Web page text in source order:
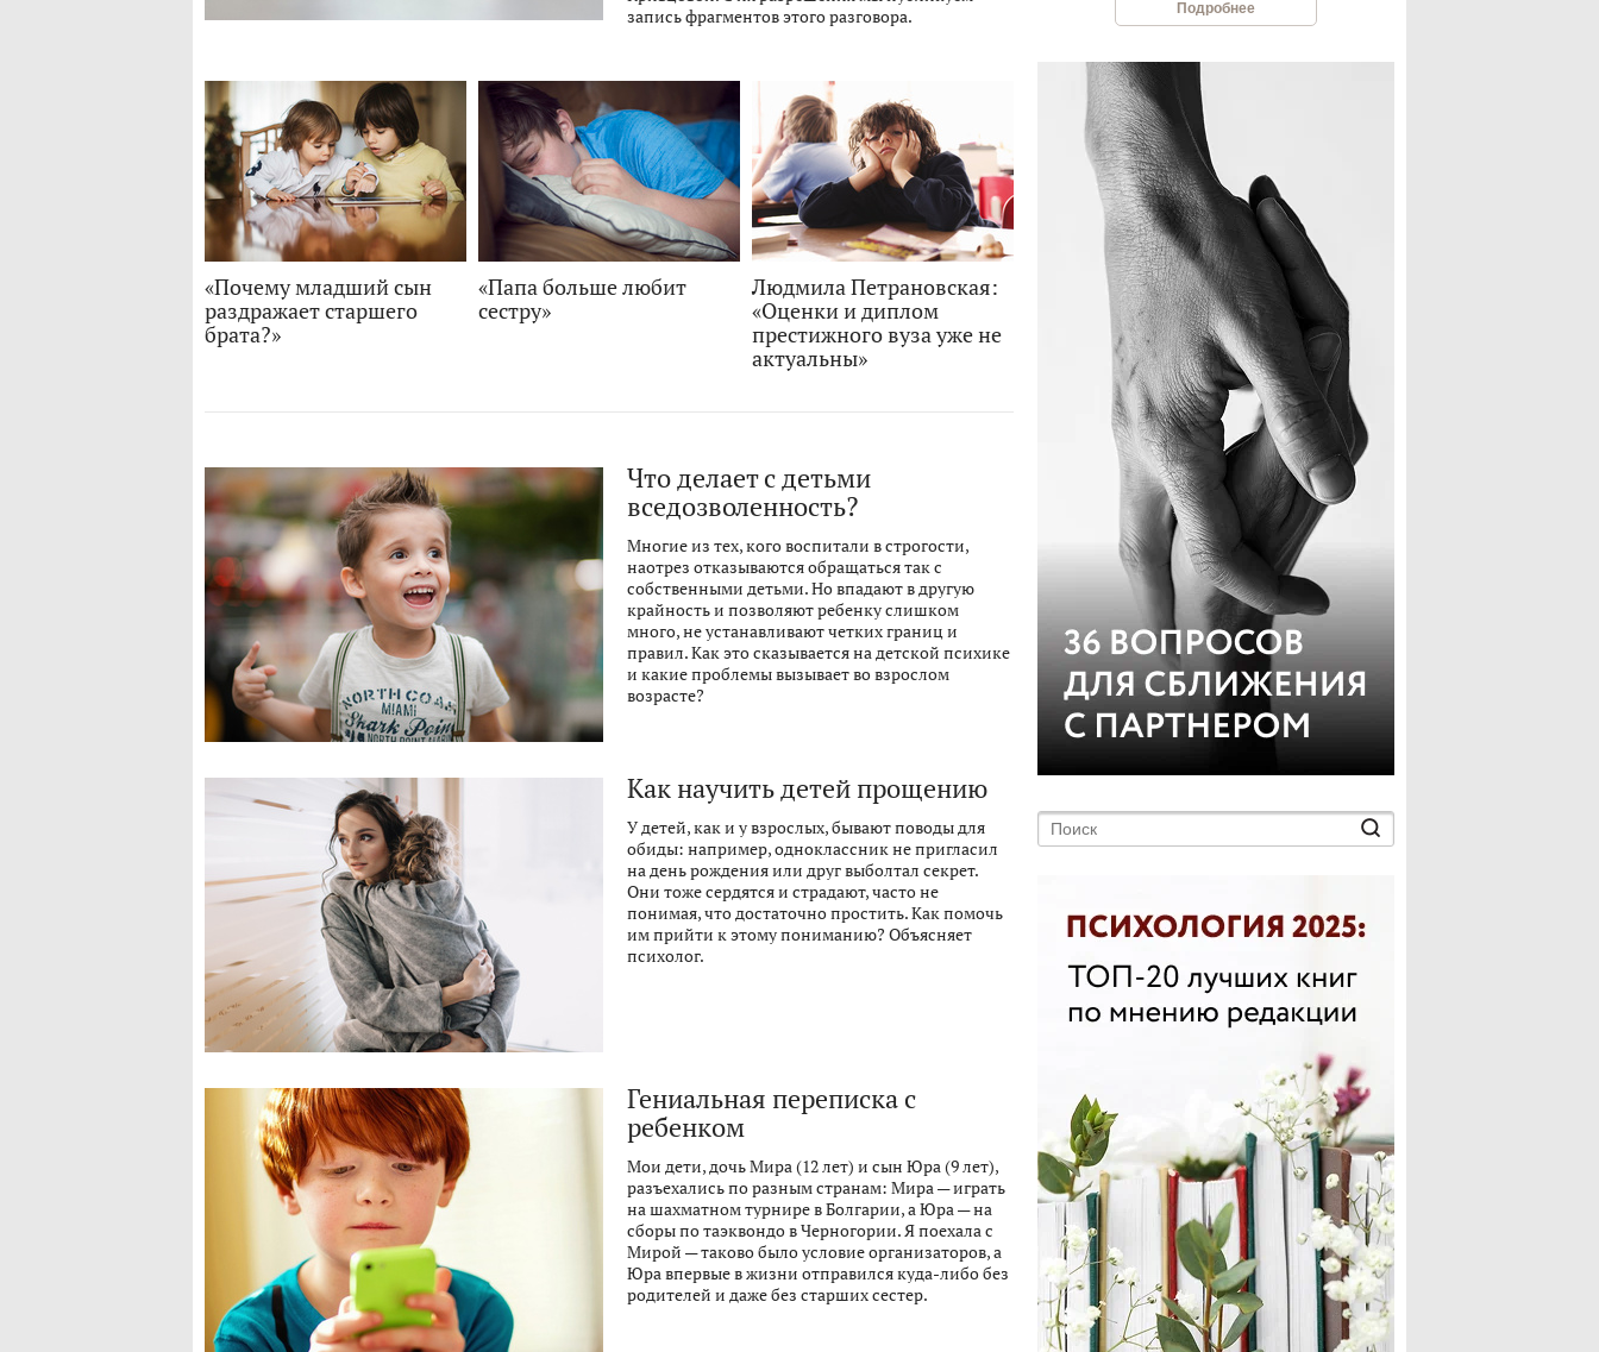
запись фрагментов этого разговора.
«Почему младший сын
раздражает старшего
брата?»
«Папа больше любит
сестру»
Людмила Петрановская:
«Оценки и диплом
престижного вуза уже не
актуальны»
Что делает с детьми
вседозволенность?
Многие из тех, кого воспитали в строгости,
наотрез отказываются обращаться так с
собственными детьми. Но впадают в другую
крайность и позволяют ребенку слишком
много, не устанавливают четких границ и
правил. Как это сказывается на детской психике
и какие проблемы вызывает во взрослом
возрасте?
Как научить детей прощению
У детей, как и у взрослых, бывают поводы для
обиды: например, одноклассник не пригласил
на день рождения или друг выболтал секрет.
Они тоже сердятся и страдают, часто не
понимая, что достаточно простить. Как помочь
им прийти к этому пониманию? Объясняет
психолог.
Гениальная переписка с
ребенком
Мои дети, дочь Мира (12 лет) и сын Юра (9 лет),
разъехались по разным странам: Мира — играть
на шахматном турнире в Болгарии, а Юра — на
сборы по таэквондо в Черногории. Я поехала с
Мирой — таково было условие организаторов, а
Юра впервые в жизни отправился куда-либо без
родителей и даже без старших сестер.
Подробнее